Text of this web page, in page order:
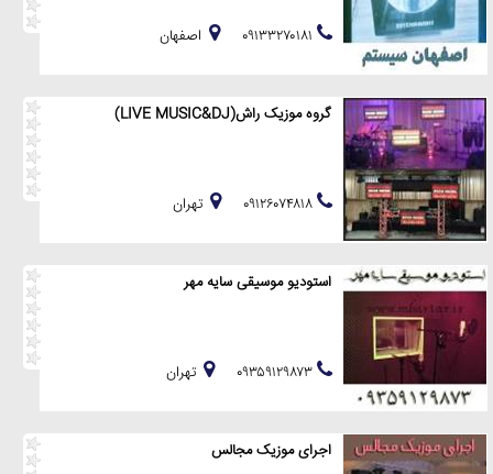
اصفهان
گروه موزیک راش(LIVE MUSIC&DJ)
تهران
استودیو موسیقی سایه مهر
تهران
اجرای موزیک مجالس